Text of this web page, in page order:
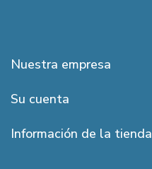
Nuestra empresa
Su cuenta
Información de la tienda